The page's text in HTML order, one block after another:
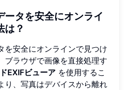
ータを安全にオンライ
は？
を安全にオンラインで見つけ
ブラウザで画像を直接処理す
EXIFビューア を使用するこ
り、写真はデバイスから離れ